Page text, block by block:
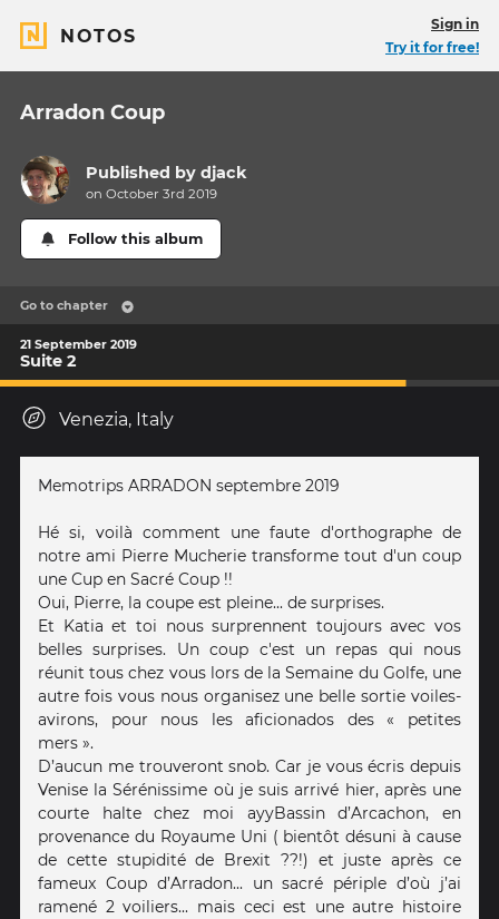
NOTOS
Sign in
Try it for free!
Arradon Coup
Published bydjack
on October 3rd 2019
Follow this album
Go to chapter
21 September 2019
Suite 2
Venezia, Italy
Memotrips ARRADON septembre 2019
Hé si, voilà comment une faute d'orthographe de
notre ami Pierre Mucherie transforme tout d'un coup
une Cup en Sacré Coup !!
Oui, Pierre, la coupe est pleine... de surprises.
Et Katia et toi nous surprennent toujours avec vos
belles surprises. Un coup c'est un repas qui nous
réunit tous chez vous lors de la Semaine du Golfe, une
autre fois vous nous organisez une belle sortie voiles-
avirons, pour nous les aficionados des « petites
mers ».
D’aucun me trouveront snob. Car je vous écris depuis
Venise la Sérénissime où je suis arrivé hier, après une
courte halte chez moi ayyBassin d’Arcachon, en
provenance du Royaume Uni ( bientôt désuni à cause
de cette stupidité de Brexit ??!) et juste après ce
fameux Coup d’Arradon... un sacré périple d’où j’ai
ramené 2 voiliers... mais ceci est une autre histoire